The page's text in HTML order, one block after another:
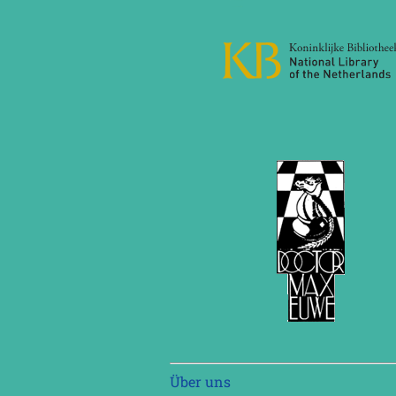
Navigation
Über uns